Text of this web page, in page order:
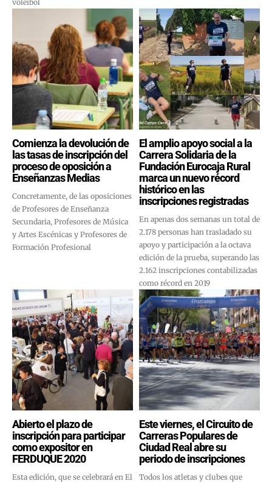
voleibol
Comienza la devolución de
las tasas de inscripción del
proceso de oposición a
Enseñanzas Medias
Concretamente, de las oposiciones
de Profesores de Enseñanza
Secundaria, Profesores de Música
y Artes Escénicas y Profesores de
Formación Profesional
El amplio apoyo social a la
Carrera Solidaria de la
Fundación Eurocaja Rural
marca un nuevo récord
histórico en las
inscripciones registradas
En apenas dos semanas un total de
2.178 personas han trasladado su
apoyo y participación a la octava
edición de la prueba, superando las
2.162 inscripciones contabilizadas
como récord en 2019
Abierto el plazo de
inscripción para participar
como expositor en
FERDUQUE 2020
Esta edición, que se celebrará en El
Este viernes, el Circuito de
Carreras Populares de
Ciudad Real abre su
periodo de inscripciones
Todos los atletas y clubes que